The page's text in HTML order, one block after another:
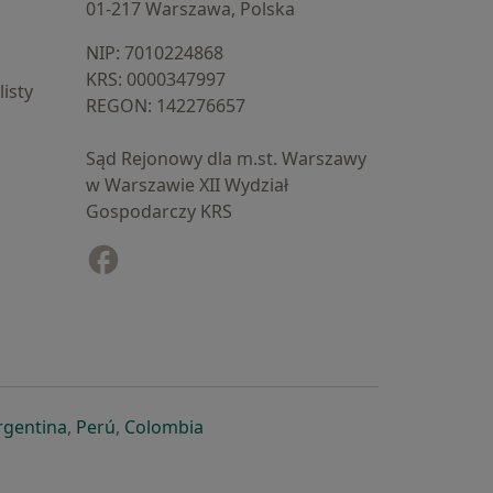
01-217 Warszawa, Polska
NIP: ⁠7010224868
KRS: ⁠0000347997
REGON: ⁠142276657
Sąd Rejonowy dla m.st. Warszawy
w Warszawie XII Wydział
Gospodarczy KRS
karcie
w nowej karcie
się w nowej karcie
otwiera się w nowej karcie
, Perúotwiera się w nowej karcie
, Colombiaotwiera się w nowej karcie